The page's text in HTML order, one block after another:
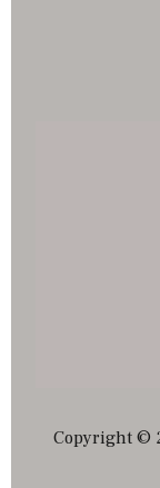
Copyright ©